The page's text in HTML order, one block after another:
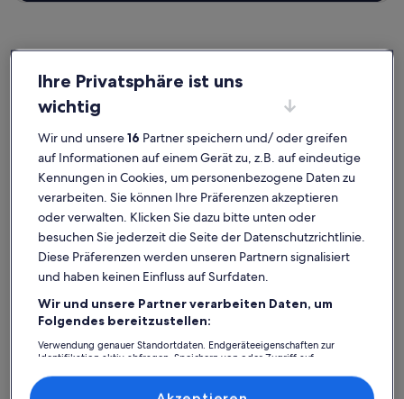
Prenn Ferienunterkünfte nahe Hirzerbahn
Entdecke unsere Auswahl an Ferienunterkünften nahe Hirzerbahn,
die perfekt für deinen Aufenthalt sind. Ganz gleich, ob du mit der
ganzen Bande oder nur deinem Vierbeiner verreist,
Ferienunterkünfte bieten dir all die Annehmlichkeiten, die dir für
deinen Aufenthalt wichtig sind. Was so dazugehört? Beispielsweise
ein Pool, eine Waschmaschine und ein Trockner. Und auch wenn du
Optionen zur Barrierefreiheit oder bezüglich der Rauchpräferenzen
suchst, wirst du bei uns bestimmt fündig.
Finde Unterkünfte ganz nach deinem
Geschmack
Suche nach FerienhäusernSuche nach Ferienwohnungen oder
Suche nach
Ihre Privatsphäre ist uns
wichtig
Wir und unsere16 Partner speichern und/ oder greifen
auf Informationen auf einem Gerät zu, z.B. auf eindeutige
Kennungen in Cookies, um personenbezogene Daten zu
verarbeiten. Sie können Ihre Präferenzen akzeptieren
oder verwalten. Klicken Sie dazu bitte unten oder
besuchen Sie jederzeit die Seite der Datenschutzrichtlinie.
Diese Präferenzen werden unseren Partnern signalisiert
und haben keinen Einfluss auf Surfdaten.
Wir und unsere Partner verarbeiten Daten, um
Folgendes bereitzustellen:
Verwendung genauer Standortdaten. Endgeräteeigenschaften zur
Identifikation aktiv abfragen. Speichern von oder Zugriff auf
Inhalte, Messung von Werbeleistung und der Performance von Inhalten,
Zielgruppenforschung sowie Entwicklung und Verbesserung von